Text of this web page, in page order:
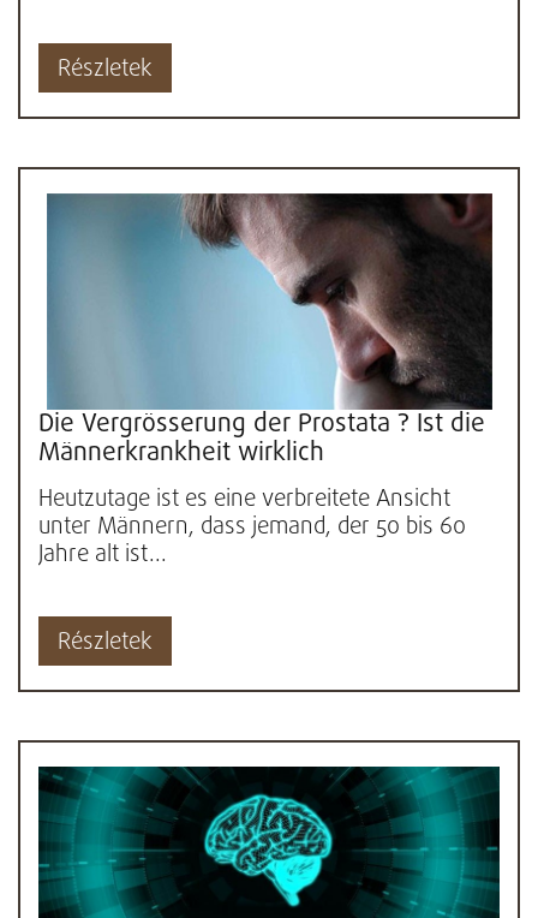
Részletek
Die Vergrösserung der Prostata ? Ist die
Männerkrankheit wirklich
unvermeidlich?
Heutzutage ist es eine verbreitete Ansicht
unter Männern, dass jemand, der 50 bis 60
Jahre alt ist...
Részletek